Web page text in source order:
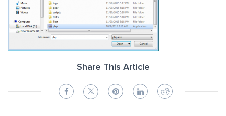
Share This Article